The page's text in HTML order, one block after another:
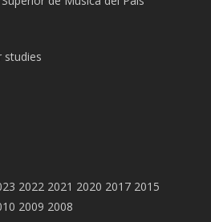
studies
2022 2021 2020 2017 2015
2009 2008